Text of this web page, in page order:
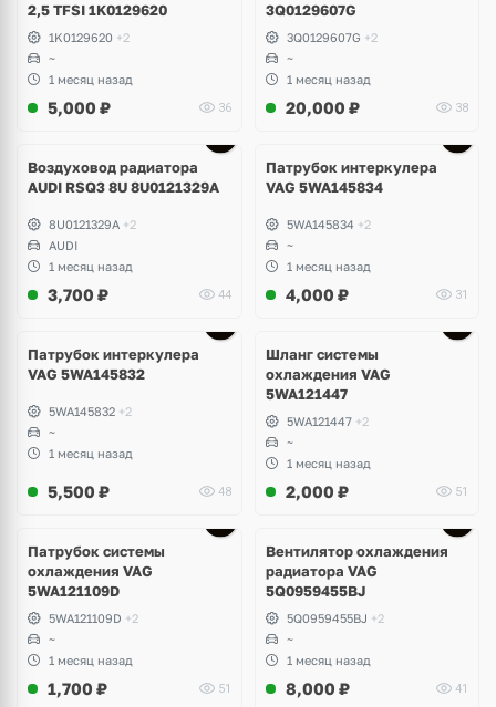
2,5 TFSI 1K0129620
1K0129620 +2
~
1 месяц назад
5,000 ₽ 36
3Q0129607G
3Q0129607G +2
~
1 месяц назад
20,000 ₽ 38
Воздуховод радиатора
AUDI RSQ3 8U 8U0121329A
8U0121329A +2
AUDI
1 месяц назад
3,700 ₽ 44
Патрубок интеркулера
VAG 5WA145834
5WA145834 +2
~
1 месяц назад
4,000 ₽ 31
Патрубок интеркулера
VAG 5WA145832
5WA145832 +2
~
1 месяц назад
5,500 ₽ 48
Шланг системы
охлаждения VAG
5WA121447
5WA121447 +2
~
1 месяц назад
2,000 ₽ 51
Патрубок системы
охлаждения VAG
5WA121109D
5WA121109D +2
~
1 месяц назад
1,700 ₽ 51
Вентилятор охлаждения
радиатора VAG
5Q0959455BJ
5Q0959455BJ +2
~
1 месяц назад
8,000 ₽ 41